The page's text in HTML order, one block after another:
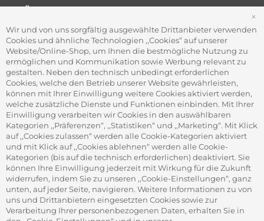
FÜR FIRMEN
Office Coffee Kaffee für das Büro
Firmenkundenservice
Firmenrabatt-Programm
Werbegeschenke
ADRESSE
Gourvita GmbH
Adam-Opel-Str. 19
63322 Rödermark
SICHER ZAHLEN
Wir und von uns sorgfältig ausgewählte Drittanbieter verwenden
Cookies und ähnliche Technologien ,,Cookies“ auf unserer
Website/Online-Shop, um Ihnen die bestmögliche Nutzung zu
ermöglichen und Kommunikation sowie Werbung relevant zu
gestalten. Neben den technisch unbedingt erforderlichen
Cookies, welche den Betrieb unserer Website gewährleisten,
können mit Ihrer Einwilligung weitere Cookies aktiviert werden,
welche zusätzliche Dienste und Funktionen einbinden. Mit Ihrer
Einwilligung verarbeiten wir Cookies in den auswählbaren
Kategorien ,,Präferenzen“, ,,Statistiken“ und ,,Marketing“. Mit Klick
auf ,,Cookies zulassen“ werden alle Cookie-Kategorien aktiviert
und mit Klick auf ,,Cookies ablehnen“ werden alle Cookie-
Kategorien (bis auf die technisch erforderlichen) deaktiviert. Sie
können Ihre Einwilligung jederzeit mit Wirkung für die Zukunft
widerrufen, indem Sie zu unseren ,,Cookie-Einstellungen“, ganz
unten, auf jeder Seite, navigieren. Weitere Informationen zu von
uns und Drittanbietern eingesetzten Cookies sowie zur
Verarbeitung Ihrer personenbezogenen Daten, erhalten Sie in